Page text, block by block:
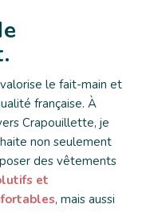
le fait-main et
française. À
Crapouillette, je
non seulement
des vêtements
et
, mais aussi